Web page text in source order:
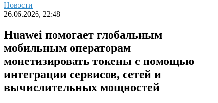
Новости
26.06.2026, 22:48
Huawei помогает глобальным
мобильным операторам
монетизировать токены с помощью
интеграции сервисов, сетей и
вычислительных мощностей